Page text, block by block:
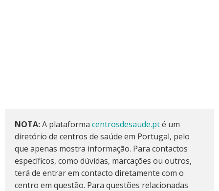
NOTA:A plataforma centrosdesaude.pté um
diretório de centros de saúde em Portugal, pelo
que apenas mostra informação. Para contactos
específicos, como dúvidas, marcações ou outros,
terá de entrar em contacto diretamente com o
centro em questão. Para questões relacionadas